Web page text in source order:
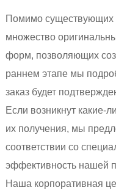
Помимо существующих
множество
форм, позволяющих
раннем этапе мы
заказ будет
Если возникнут какие-
их получения, мы
соответствии со
эффективность нашей
Наша корпоративная